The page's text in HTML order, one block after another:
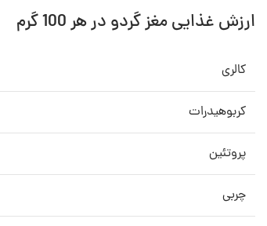
ارزش غذایی مغز گردو در هر 100 گرم
کالری
کربوهیدرات
پروتئین
چربی